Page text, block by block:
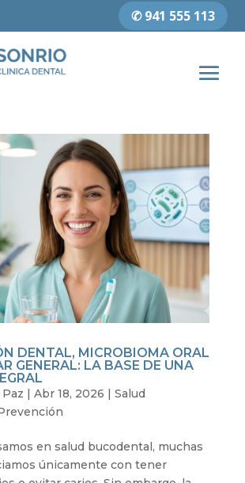
✆ 941 555 113
DENTAL, MICROBIOMA ORAL
GENERAL: LA BASE DE UNA
| Abr 18, 2026 | Salud
en salud bucodental, muchas
únicamente con tener